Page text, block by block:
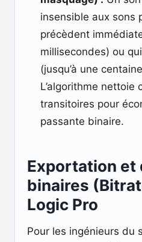
insensible aux sons
précèdent
millisecondes) ou
(jusqu’à une
L’algorithme nettoie
transitoires pour
passante binaire.
Exportation et
binaires
Logic Pro
Pour les ingénieurs du